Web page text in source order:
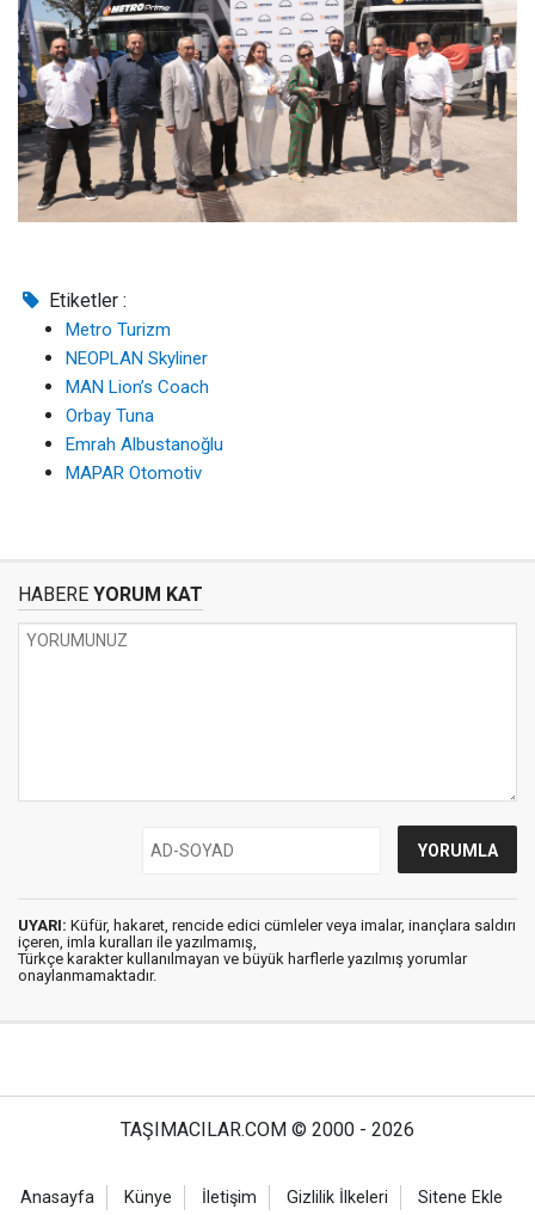
Etiketler :
Metro Turizm
NEOPLAN Skyliner
MAN Lion’s Coach
Orbay Tuna
Emrah Albustanoğlu
MAPAR Otomotiv
HABERE YORUM KAT
UYARI: Küfür, hakaret, rencide edici cümleler veya imalar, inançlara saldırı
içeren, imla kuralları ile yazılmamış,
Türkçe karakter kullanılmayan ve büyük harflerle yazılmış yorumlar
onaylanmamaktadır.
TAŞIMACILAR.COM © 2000 - 2026
Anasayfa Künye İletişim Gizlilik İlkeleri Sitene Ekle